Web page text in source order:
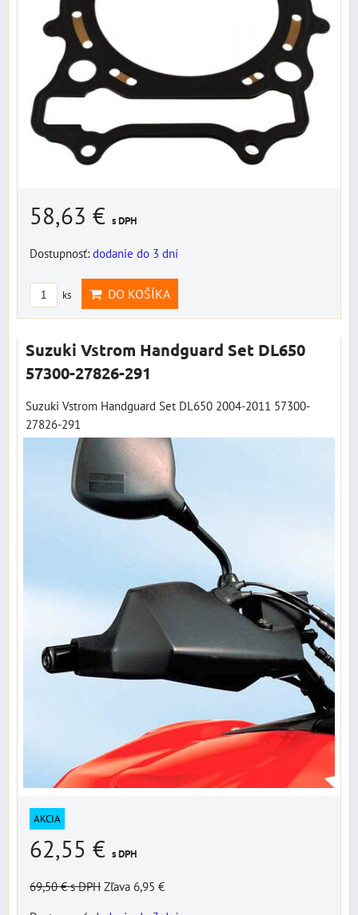
58,63 € s DPH
Dostupnosť: dodanie do 3 dní
ks DO KOŠÍKA
Suzuki Vstrom Handguard Set DL650
57300-27826-291
Suzuki Vstrom Handguard Set DL650 2004-2011 57300-
27826-291
AKCIA
62,55 € s DPH
69,50 €s DPH Zľava 6,95 €